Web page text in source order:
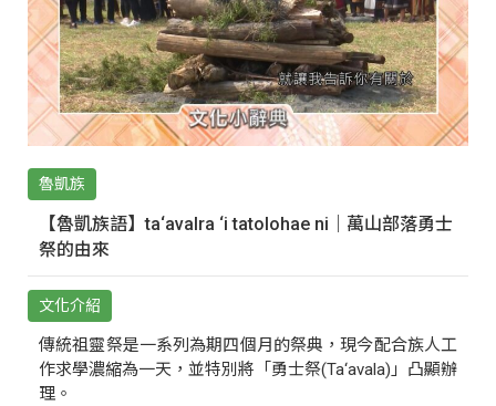
魯凱族
【魯凱族語】ta‘avalra ‘i tatolohae ni｜萬山部落勇士
祭的由來
文化介紹
傳統祖靈祭是一系列為期四個月的祭典，現今配合族人工
作求學濃縮為一天，並特別將「勇士祭(Ta‘avala)」凸顯辦
理。